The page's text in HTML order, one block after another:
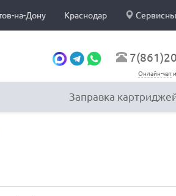
на-Дону Краснодар
Онлайн-чат
Заправка